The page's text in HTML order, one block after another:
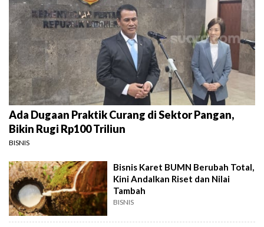
Ada Dugaan Praktik Curang di Sektor Pangan,
Bikin Rugi Rp100 Triliun
BISNIS
Bisnis Karet BUMN Berubah Total,
Kini Andalkan Riset dan Nilai
Tambah
BISNIS